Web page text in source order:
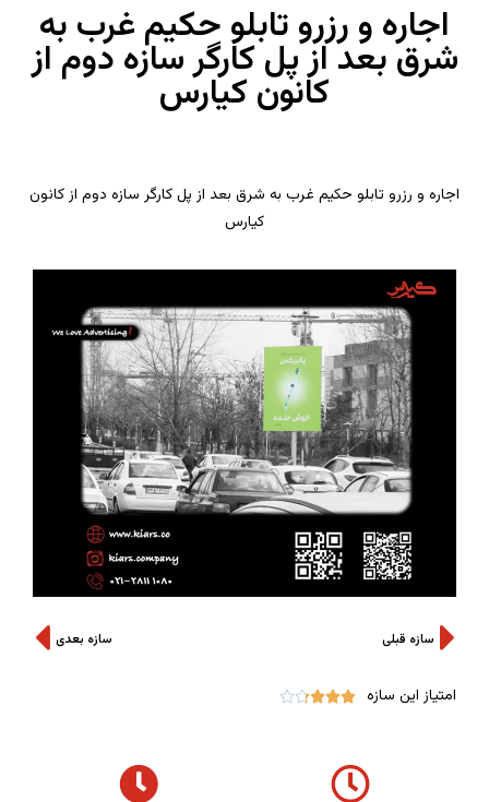
اجاره و رزرو تابلو حکیم غرب به
شرق بعد از پل کارگر سازه دوم از
کانون کیارس
اجاره و رزرو تابلو حکیم غرب به شرق بعد از پل کارگر سازه دوم از کانون
کیارس
سازه قبلی سازه بعدی
امتیاز این سازه 



